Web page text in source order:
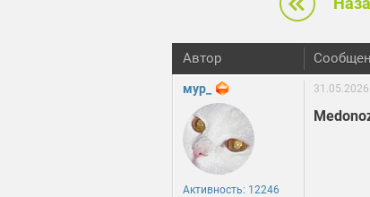
Автор
мур_
Активность: 12246